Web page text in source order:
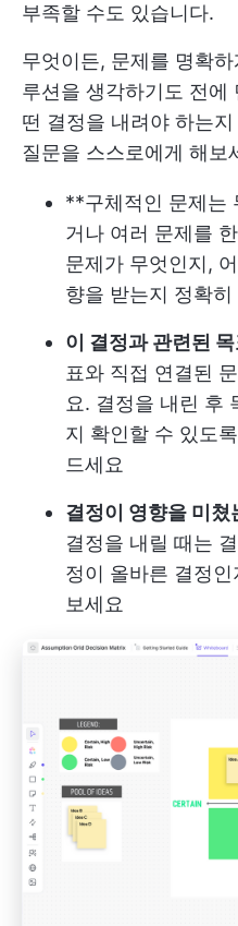
부족할 수도 있습니다.
무엇이든, 문제를 명확하
루션을 생각하기도 전에
떤 결정을 내려야 하는
질문을 스스로에게 해보
**구체적인 문제는
거나 여러 문제를
문제가 무엇인지,
향을 받는지 정확히
이 결정과 관련된
표와 직접 연결된
요. 결정을 내린 후
지 확인할 수 있도
드세요
결정이 영향을 미쳤
결정을 내릴 때는
정이 올바른 결정
보세요